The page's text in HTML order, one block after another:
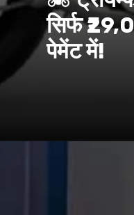
सिर्फ
पेमेंट में!